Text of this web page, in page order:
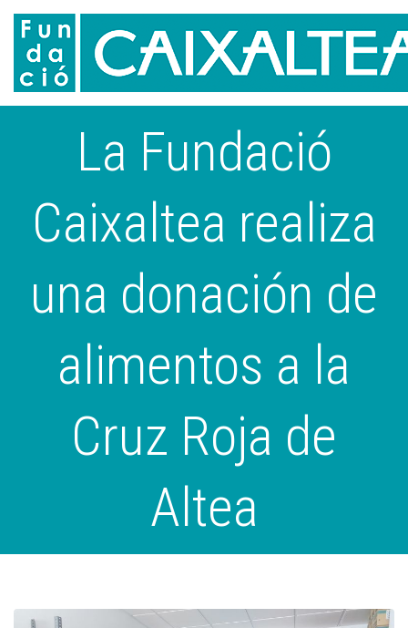
La Fundació
Caixaltea realiza
una donación de
alimentos a la
Cruz Roja de
Altea